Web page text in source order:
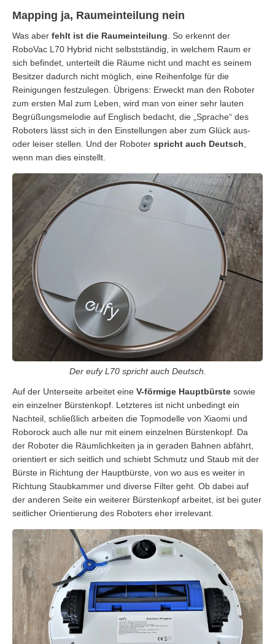
Mapping ja, Raumeinteilung nein
Was aber fehlt ist die Raumeinteilung . So erkennt der
RoboVac L70 Hybrid nicht selbstständig, in welchem Raum er
sich befindet, unterteilt die Räume nicht und macht es seinem
Besitzer dadurch nicht möglich, eine Reihenfolge für die
Reinigungen festzulegen. Übrigens: Erweckt man den Roboter
zum ersten Mal zum Leben, wird man von einer sehr lauten
Begrüßungsmelodie auf Englisch bedacht, die „Sprache“ des
Roboters lässt sich in den Einstellungen aber zum Glück aus-
oder leiser stellen. Und der Roboter spricht auch Deutsch
wenn man dies einstellt.
Der eufy L70 spricht auch Deutsch.
Auf der Unterseite arbeitet eine V-förmige Hauptbürste sowie
ein einzelner Bürstenkopf. Letzteres ist nicht unbedingt ein
Nachteil, schließlich arbeiten die Topmodelle von Xiaomi und
Roborock auch alle nur mit einem einzelnen Bürstenkopf. Da
der Roboter die Räumlichkeiten ja in geraden Bahnen abfährt,
orientiert er sich seitlich und schiebt Schmutz und Staub mit der
Bürste in Richtung der Hauptbürste, von wo aus es weiter in
Richtung Staubkammer und diverse Filter geht. Ob dabei auf
der anderen Seite ein weiterer Bürstenkopf arbeitet, ist bei guter
seitlicher Orientierung des Roboters eher irrelevant.